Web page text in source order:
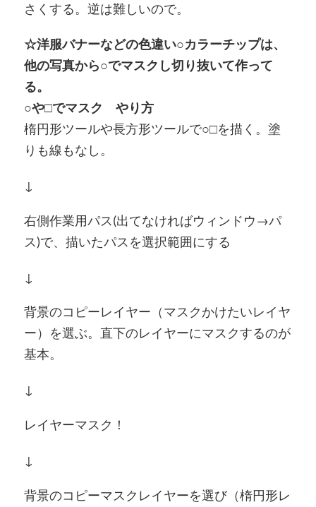
さくする。逆は難しいので。
☆洋服バナーなどの色違い○カラーチップは、
他の写真から○でマスクし切り抜いて作って
る。
○や□でマスク やり方
楕円形ツールや長方形ツールで○□を描く。塗
りも線もなし。
↓
右側作業用パス(出てなければウィンドウ→パ
ス)で、描いたパスを選択範囲にする
↓
背景のコピーレイヤー（マスクかけたいレイヤ
ー）を選ぶ。直下のレイヤーにマスクするのが
基本。
↓
レイヤーマスク！
↓
背景のコピーマスクレイヤーを選び（楕円形レ